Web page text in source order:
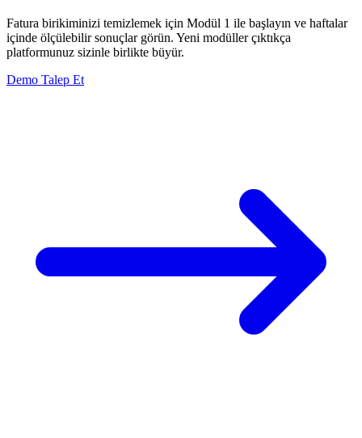
Fatura birikiminizi temizlemek için Modül 1 ile başlayın ve haftalar
içinde ölçülebilir sonuçlar görün. Yeni modüller çıktıkça
platformunuz sizinle birlikte büyür.
Demo Talep Et